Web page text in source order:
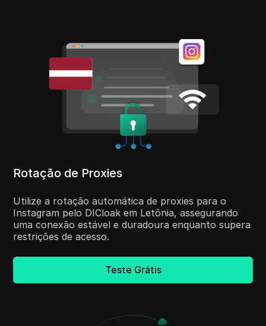
Rotação de Proxies
Utilize a rotação automática de proxies para o
Instagram pelo DICloak em Letônia, assegurando
uma conexão estável e duradoura enquanto supera
restrições de acesso.
Teste Grátis